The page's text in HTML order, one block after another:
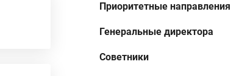
Приоритетные направления
Генеральные директора
Советники